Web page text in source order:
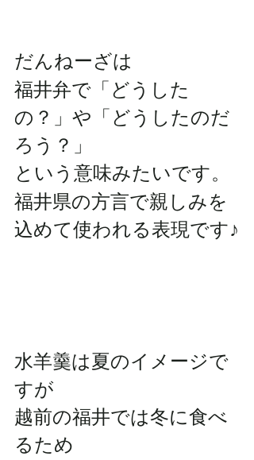
だんねーざは
福井弁で「どうした
の？」や「どうしたのだ
ろう？」
という意味みたいです。
福井県の方言で親しみを
込めて使われる表現です♪
水羊羹は夏のイメージで
すが
越前の福井では冬に食べ
るため